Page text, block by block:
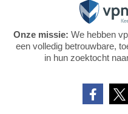
Onze missie: We hebben
een volledig betrouwbare,
in hun zoektocht